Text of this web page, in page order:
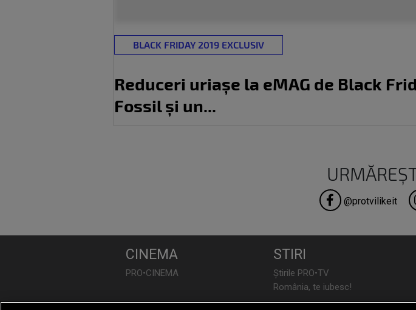
BLACK FRIDAY 2019 EXCLUSIV
Reduceri uriașe la eMAG de Black
Fossil și un...
@protvilikeit
CINEMA
PRO•CINEMA
STIRI
Știrile PRO•TV
România, te iubesc!